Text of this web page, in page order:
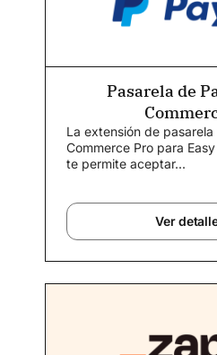
Pasarela de
La extensión de
Commerce Pro para
te permite aceptar...
Ver